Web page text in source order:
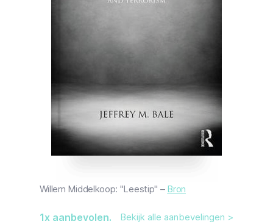
Willem Middelkoop: "Leestip" – Bron
1x aanbevolen. Bekijk alle aanbevelingen >